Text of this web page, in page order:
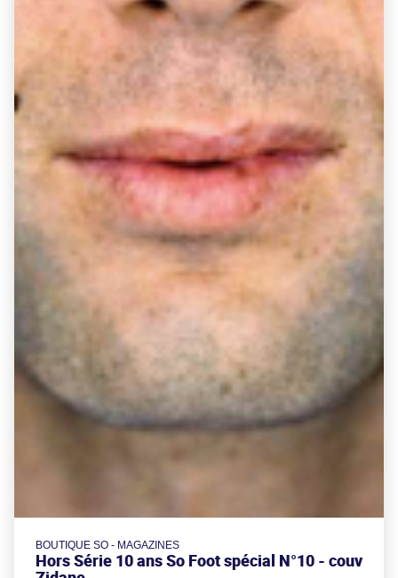
BOUTIQUE SO - MAGAZINES
Hors Série 10 ans So Foot spécial N°10 - couv